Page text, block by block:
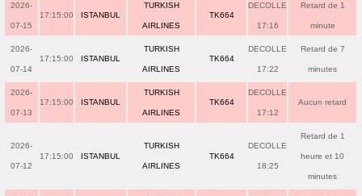
2026-
07-15
17:15:00 ISTANBUL
TURKISH
AIRLINES
TK664
DECOLLE
17:16
Retard de 1
minute
2026-
07-14
17:15:00 ISTANBUL
TURKISH
AIRLINES
TK664
DECOLLE
17:22
Retard de 7
minutes
2026-
07-13
17:15:00 ISTANBUL
TURKISH
AIRLINES
TK664
DECOLLE
17:12
Aucun retard
2026-
07-12
17:15:00 ISTANBUL
TURKISH
AIRLINES
TK664
DECOLLE
18:25
Retard de 1
heure et 10
minutes